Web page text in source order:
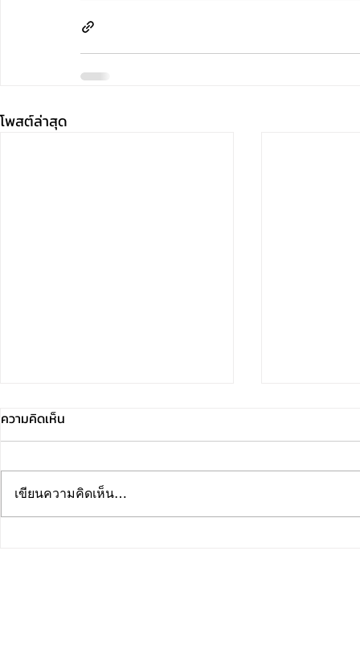
โพสต์ล่าสุด
PINK PARK
ความคิดเห็น
เขียนความคิดเห็น…